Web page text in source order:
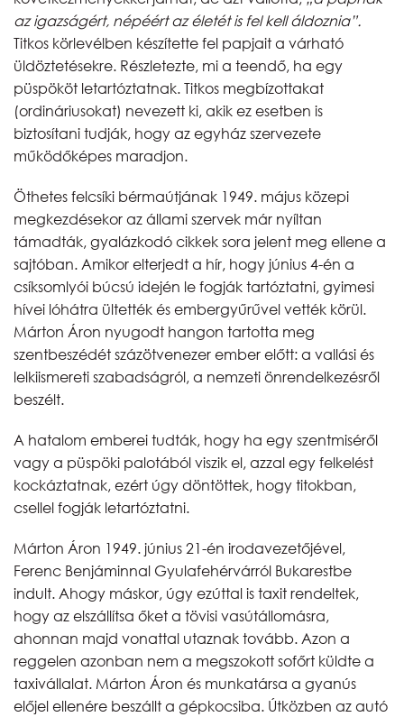
az igazságért, népéért az életét is fel kell áldoznia”.
Titkos körlevélben készítette fel papjait a várható
üldöztetésekre. Részletezte, mi a teendő, ha egy
püspököt letartóztatnak. Titkos megbízottakat
(ordináriusokat) nevezett ki, akik ez esetben is
biztosítani tudják, hogy az egyház szervezete
működőképes maradjon.
Öthetes felcsíki bérmaútjának 1949. május közepi
megkezdésekor az állami szervek már nyíltan
támadták, gyalázkodó cikkek sora jelent meg ellene a
sajtóban. Amikor elterjedt a hír, hogy június 4-én a
csíksomlyói búcsú idején le fogják tartóztatni, gyimesi
hívei lóhátra ültették és embergyűrűvel vették körül.
Márton Áron nyugodt hangon tartotta meg
szentbeszédét százötvenezer ember előtt: a vallási és
lelkiismereti szabadságról, a nemzeti önrendelkezésről
beszélt.
A hatalom emberei tudták, hogy ha egy szentmiséről
vagy a püspöki palotából viszik el, azzal egy felkelést
kockáztatnak, ezért úgy döntöttek, hogy titokban,
csellel fogják letartóztatni.
Márton Áron 1949. június 21-én irodavezetőjével,
Ferenc Benjáminnal Gyulafehérvárról Bukarestbe
indult. Ahogy máskor, úgy ezúttal is taxit rendeltek,
hogy az elszállítsa őket a tövisi vasútállomásra,
ahonnan majd vonattal utaznak tovább. Azon a
reggelen azonban nem a megszokott sofőrt küldte a
taxivállalat. Márton Áron és munkatársa a gyanús
előjel ellenére beszállt a gépkocsiba. Útközben az autó